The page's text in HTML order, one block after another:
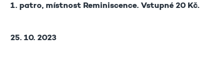
1. patro, místnost Reminiscence. Vstupné 20 Kč.
25. 10. 2023